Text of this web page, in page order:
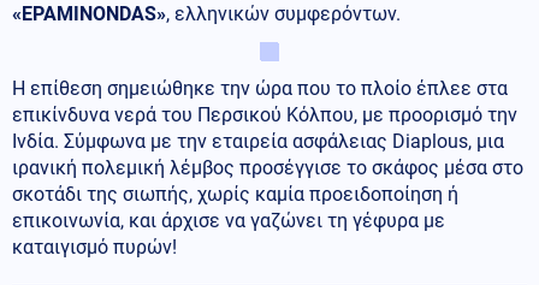
«EPAMINONDAS», ελληνικών συμφερόντων.
Η επίθεση σημειώθηκε την ώρα που το πλοίο έπλεε στα
επικίνδυνα νερά του Περσικού Κόλπου, με προορισμό την
Ινδία. Σύμφωνα με την εταιρεία ασφάλειας Diaplous, μια
ιρανική πολεμική λέμβος προσέγγισε το σκάφος μέσα στο
σκοτάδι της σιωπής, χωρίς καμία προειδοποίηση ή
επικοινωνία, και άρχισε να γαζώνει τη γέφυρα με
καταιγισμό πυρών!